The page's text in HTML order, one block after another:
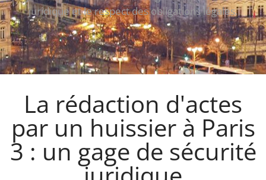
juridique et le respect des obligations légales.
La rédaction d'actes
par un huissier à Paris
3 : un gage de sécurité